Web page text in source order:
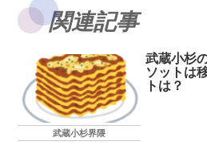
関連記事
武蔵小杉界隈
武蔵小杉
ソットは
トは？